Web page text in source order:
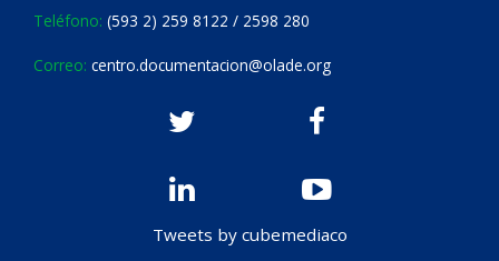
Teléfono: (593 2) 259 8122 / 2598 280
Correo: centro.documentacion@olade.org
Tweets by cubemediaco